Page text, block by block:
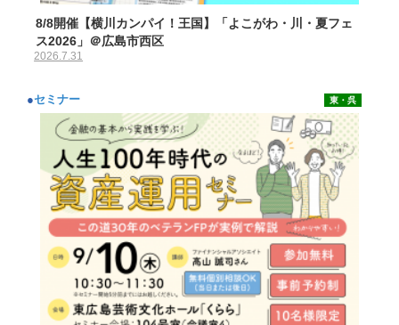
8/8開催【横川カンパイ！王国】「よこがわ・川・夏フェ
ス2026」＠広島市西区
2026.7.31
●セミナー 東・呉